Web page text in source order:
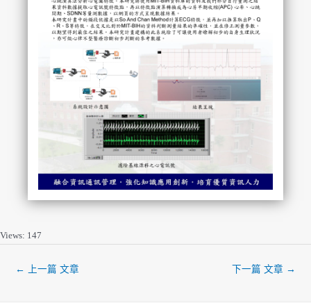
Views: 147
← 上一篇 文章 下一篇 文章 →